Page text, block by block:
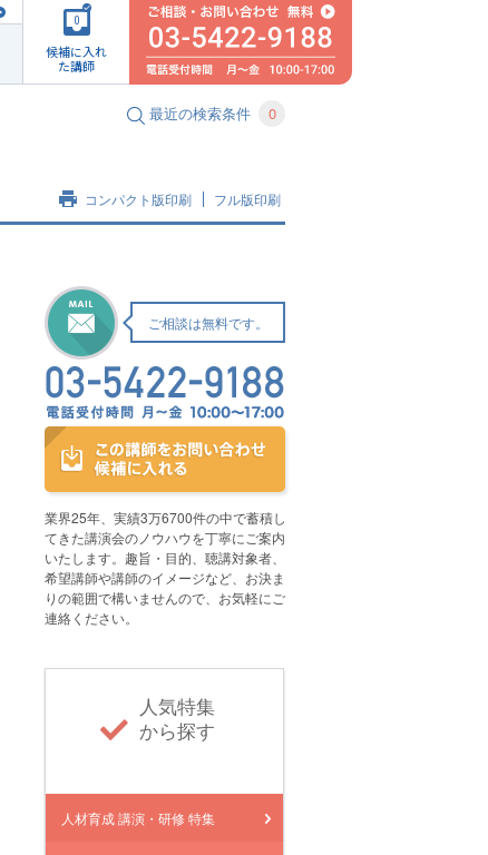
0
候補に入れ
た講師
最近の検索条件 0
コンパクト版印刷 フル版印刷
ご相談は無料です。
業界25年、実績3万6700件の中で蓄積し
てきた講演会のノウハウを丁寧にご案内
いたします。趣旨・目的、聴講対象者、
希望講師や講師のイメージなど、お決ま
りの範囲で構いませんので、お気軽にご
連絡ください。
人気特集
から探す
人材育成 講演・研修 特集